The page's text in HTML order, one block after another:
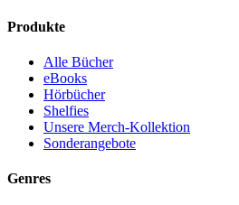
Produkte
Alle Bücher
eBooks
Hörbücher
Shelfies
Unsere Merch-Kollektion
Sonderangebote
Genres